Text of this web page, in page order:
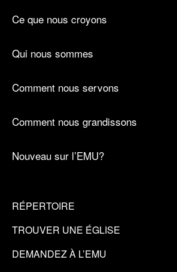
Ce que nous croyons
Qui nous sommes
Comment nous servons
Comment nous grandissons
Nouveau sur l’EMU?
RÉPERTOIRE
TROUVER UNE ÉGLISE
DEMANDEZ À L’EMU